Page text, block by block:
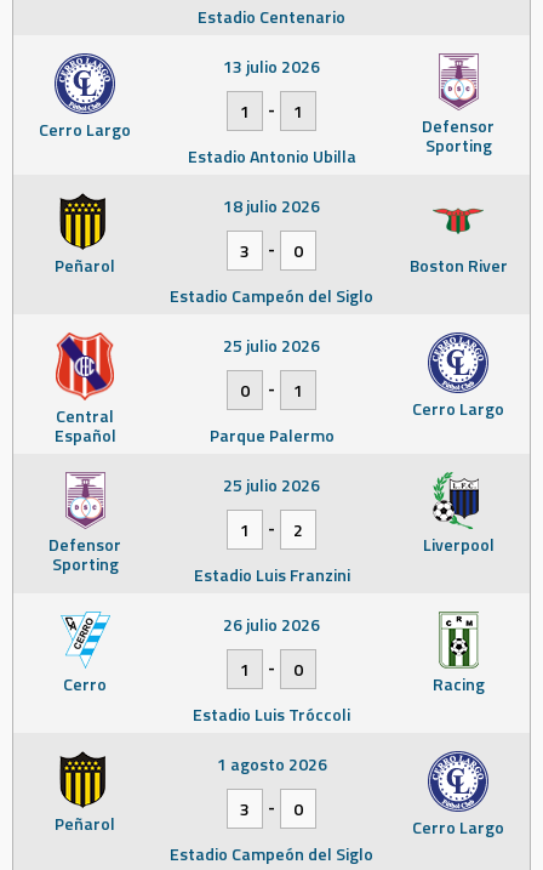
Estadio Centenario
Cerro Largo Defensor
Sporting
13 julio 2026
1
-
1
Estadio Antonio Ubilla
Peñarol Boston River
18 julio 2026
3
-
0
Estadio Campeón del Siglo
Central
Español
Cerro Largo
25 julio 2026
0
-
1
Parque Palermo
Defensor
Sporting
Liverpool
25 julio 2026
1
-
2
Estadio Luis Franzini
Cerro Racing
26 julio 2026
1
-
0
Estadio Luis Tróccoli
Peñarol Cerro Largo
1 agosto 2026
3
-
0
Estadio Campeón del Siglo